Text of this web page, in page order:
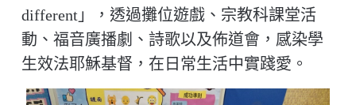
different」，透過攤位遊戲、宗教科課堂活
動、福音廣播劇、詩歌以及佈道會，感染學
生效法耶穌基督，在日常生活中實踐愛。